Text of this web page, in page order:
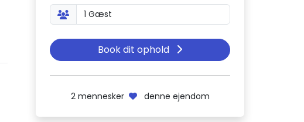
Book dit ophold
2mennesker denne ejendom